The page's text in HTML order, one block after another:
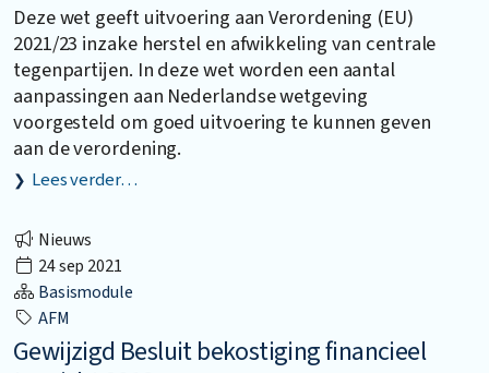
Deze wet geeft uitvoering aan Verordening (EU)
2021/23 inzake herstel en afwikkeling van centrale
tegenpartijen. In deze wet worden een aantal
aanpassingen aan Nederlandse wetgeving
voorgesteld om goed uitvoering te kunnen geven
aan de verordening.
Lees verder…
Nieuws
24 sep 2021
Basismodule
AFM
Gewijzigd Besluit bekostiging financieel